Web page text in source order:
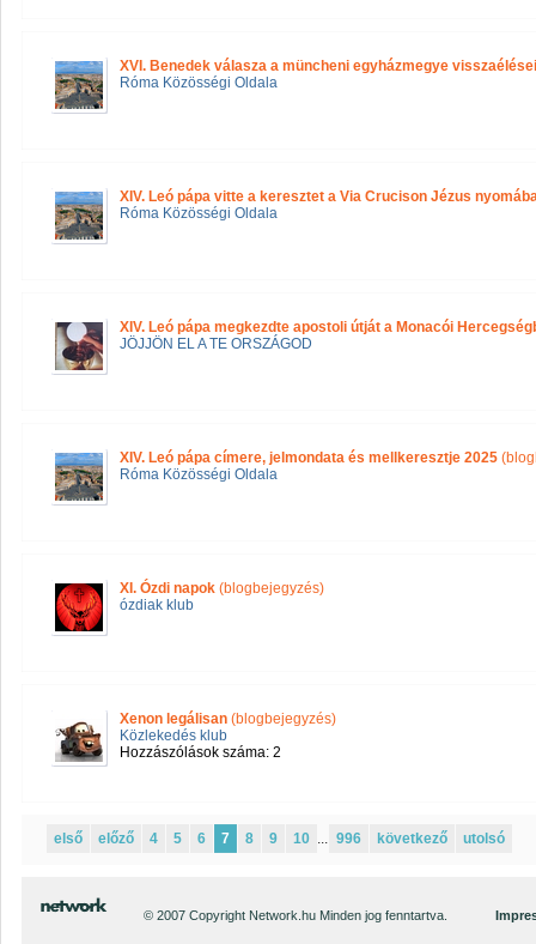
XVI. Benedek válasza a müncheni egyházmegye
Róma Közösségi Oldala
XIV. Leó pápa vitte a keresztet a Via Crucison Jézus
Róma Közösségi Oldala
XIV. Leó pápa megkezdte apostoli útját a Monacói
JÖJJÖN EL A TE ORSZÁGOD
XIV. Leó pápa címere, jelmondata és mellkeresztje 2025
Róma Közösségi Oldala
XI. Ózdi napok (blogbejegyzés)
ózdiak klub
Xenon legálisan (blogbejegyzés)
Közlekedés klub
Hozzászólások száma: 2
első előző 4 5 6 7 8 9 10 ... 996 következő utolsó
© 2007 Copyright Network.hu Minden jog fenntartva.